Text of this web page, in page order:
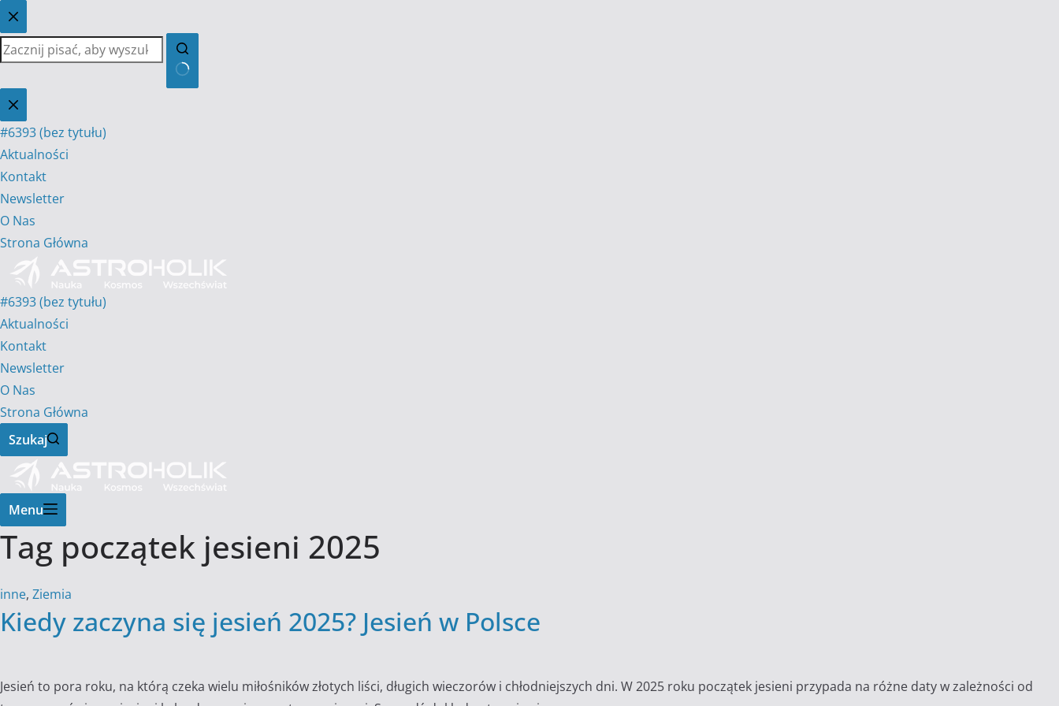
Przejdź
do
treści
Brak
wyników
#6393 (bez tytułu)
Aktualności
Kontakt
Newsletter
O Nas
Strona Główna
#6393 (bez tytułu)
Aktualności
Kontakt
Newsletter
O Nas
Strona Główna
Szukaj
Menu
Tag początek jesieni 2025
inne, Ziemia
Kiedy zaczyna się jesień 2025? Jesień w Polsce
Jesień to pora roku, na którą czeka wielu miłośników złotych liści, długich wieczorów i chłodniejszych dni. W 2025 roku początek jesieni przypada na różne daty w zależności od